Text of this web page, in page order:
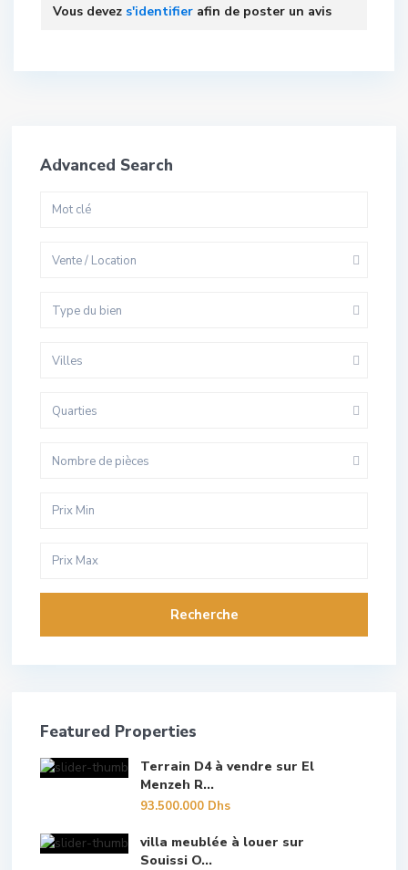
Vous devez s'identifier afin de poster un avis
Advanced Search
Vente / Location
Type du bien
Villes
Quarties
Nombre de pièces
Recherche
Featured Properties
Terrain D4 à vendre sur El
Menzeh R...
93.500.000 Dhs
villa meublée à louer sur
Souissi O...